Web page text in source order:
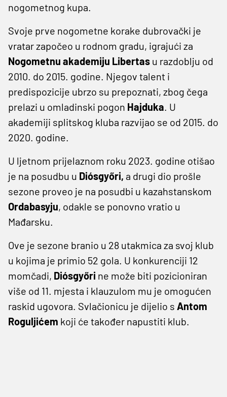
nogometnog kupa.
Svoje prve nogometne korake dubrovački je
vratar započeo u rodnom gradu, igrajući za
Nogometnu akademiju Libertas u razdoblju od
2010. do 2015. godine. Njegov talent i
predispozicije ubrzo su prepoznati, zbog čega
prelazi u omladinski pogon Hajduka. U
akademiji splitskog kluba razvijao se od 2015. do
2020. godine.
U ljetnom prijelaznom roku 2023. godine otišao
je na posudbu u Diósgyőri, a drugi dio prošle
sezone proveo je na posudbi u kazahstanskom
Ordabasyju, odakle se ponovno vratio u
Mađarsku.
Ove je sezone branio u 28 utakmica za svoj klub
u kojima je primio 52 gola. U konkurenciji 12
momčadi, Diósgyőri ne može biti pozicioniran
više od 11. mjesta i klauzulom mu je omogućen
raskid ugovora. Svlačionicu je dijelio s Antom
Roguljićem koji će također napustiti klub.